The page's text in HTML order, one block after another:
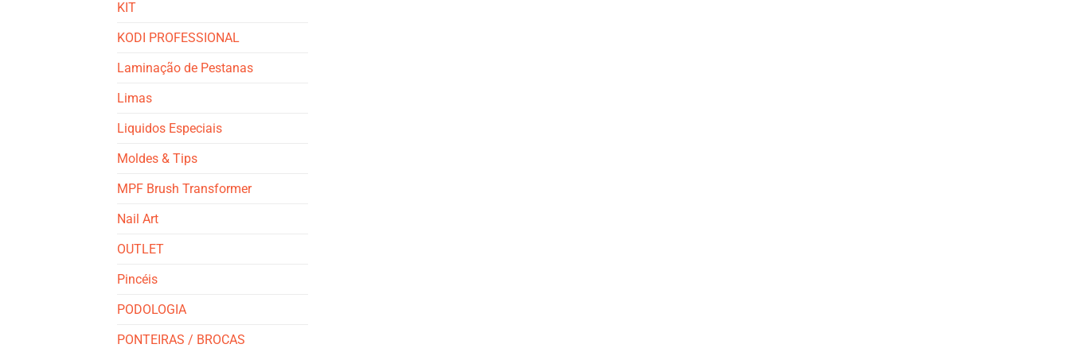
KIT
KODI PROFESSIONAL
Laminação de Pestanas
Limas
Liquidos Especiais
Moldes & Tips
MPF Brush Transformer
Nail Art
OUTLET
Pincéis
PODOLOGIA
PONTEIRAS / BROCAS